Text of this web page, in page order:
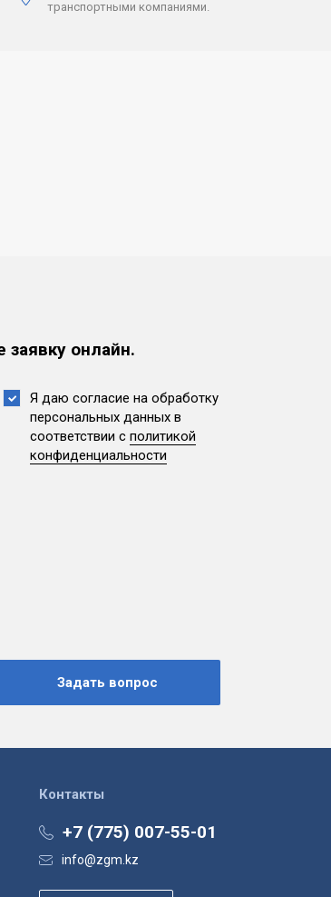
транспортными компаниями.
заявку онлайн.
Я даю согласие на обработку
персональных данных в
соответствии с политикой
конфиденциальности
Контакты
+7 (775) 007-55-01
info@zgm.kz